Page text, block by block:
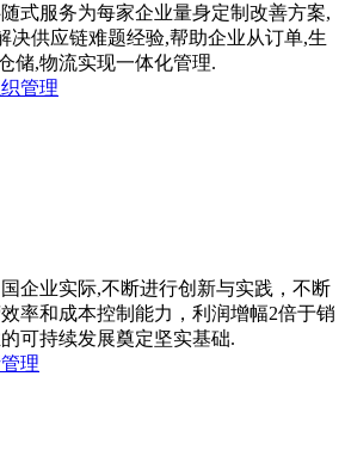
式服务为每家企业量身定制改善方案,
决供应链难题经验,帮助企业从订单,生
储,物流实现一体化管理.
管理
企业实际,不断进行创新与实践，不断
率和成本控制能力，利润增幅2倍于销
可持续发展奠定坚实基础.
理